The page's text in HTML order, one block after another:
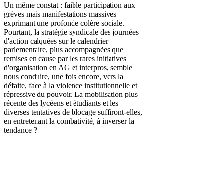
Un même constat : faible participation aux
grèves mais manifestations massives
exprimant une profonde colère sociale.
Pourtant, la stratégie syndicale des journées
d'action calquées sur le calendrier
parlementaire, plus accompagnées que
remises en cause par les rares initiatives
d'organisation en AG et interpros, semble
nous conduire, une fois encore, vers la
défaite, face à la violence institutionnelle et
répressive du pouvoir. La mobilisation plus
récente des lycéens et étudiants et les
diverses tentatives de blocage suffiront-elles,
en entretenant la combativité, à inverser la
tendance ?